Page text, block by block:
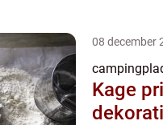
08 december
Kage